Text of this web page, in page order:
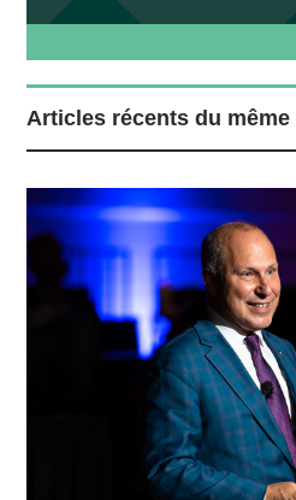
Articles récents du même